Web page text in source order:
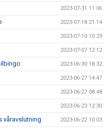
2023-07-31 11:06
2023-07-18 21:14
2023-07-10 10:29
2023-07-07 12:12
2023-06-30 18:32
2023-06-27 14:47
2023-06-27 08:48
2023-06-23 12:30
våravslutning 2023-06-22 10:03